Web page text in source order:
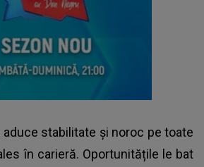
stabilitate și noroc pe toate
în carieră. Oportunitățile le bat